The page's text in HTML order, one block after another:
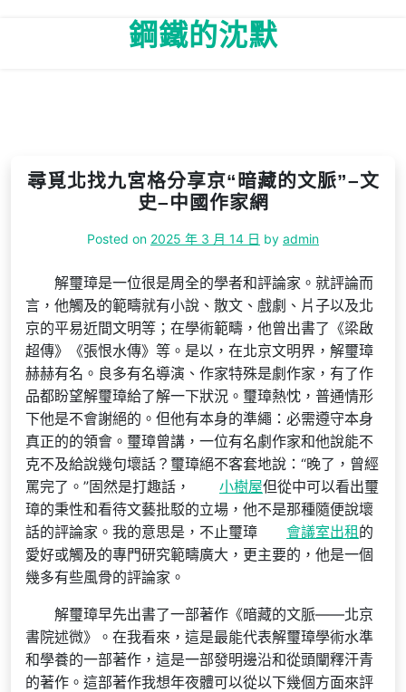
鋼鐵的沈默
尋覓北找九宮格分享京“暗藏的文脈”–文
史–中國作家網
Posted on 2025 年 3 月 14 日 by admin
解璽璋是一位很是周全的學者和評論家。就評論而
言，他觸及的範疇就有小說、散文、戲劇、片子以及北
京的平易近間文明等；在學術範疇，他曾出書了《梁啟
超傳》《張恨水傳》等。是以，在北京文明界，解璽璋
赫赫有名。良多有名導演、作家特殊是劇作家，有了作
品都盼望解璽璋給了解一下狀況。璽璋熱忱，普通情形
下他是不會謝絕的。但他有本身的準繩：必需遵守本身
真正的的領會。璽璋曾講，一位有名劇作家和他說能不
克不及給說幾句壞話？璽璋絕不客套地說：“晚了，曾經
罵完了。”固然是打趣話，
小樹屋但從中可以看出璽
璋的秉性和看待文藝批駁的立場，他不是那種隨便說壞
話的評論家。我的意思是，不止璽璋
會議室出租 的
愛好或觸及的專門研究範疇廣大，更主要的，他是一個
幾多有些風骨的評論家。
解璽璋早先出書了一部著作《暗藏的文脈——北京
書院述微》。在我看來，這是最能代表解璽璋學術水準
和學養的一部著作，這是一部發明邊沿和從頭闡釋汗青
的著作。這部著作我想年夜體可以從以下幾個方面來評